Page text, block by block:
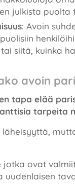
julkista puolta
: Avoin
siitä, kuinka
avoin
tapa elää
tarpeita
jotka ovat